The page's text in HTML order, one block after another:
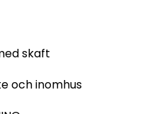
skaft
och inomhus